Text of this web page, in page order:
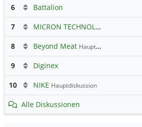
6 Battalion
7 MICRON TECHNOLOGY
8 Beyond Meat Hauptdiskussion
9 Diginex
10 NIKE Hauptdiskussion
Alle Diskussionen